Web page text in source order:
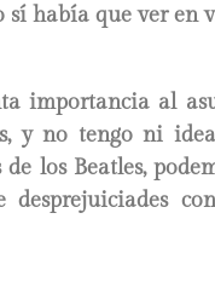
sí había que ver en
importancia al
y no tengo ni
los Beatles,
desprejuiciades